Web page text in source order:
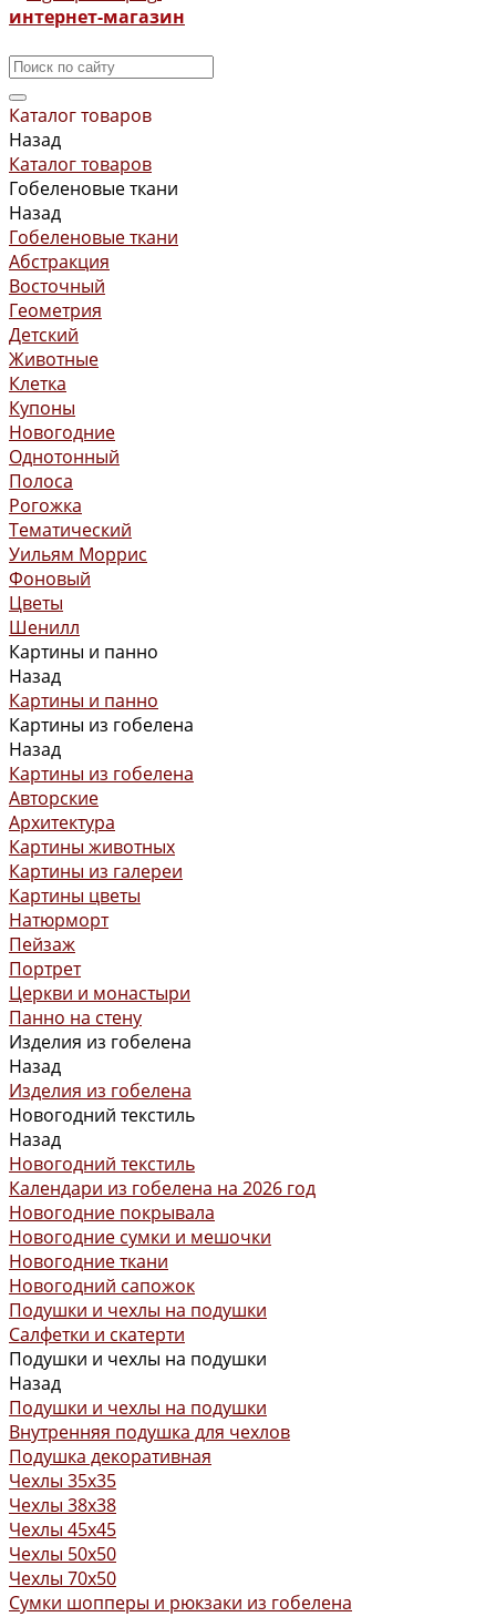
интернет-магазин
Каталог товаров
Назад
Каталог товаров
Гобеленовые ткани
Назад
Гобеленовые ткани
Абстракция
Восточный
Геометрия
Детский
Животные
Клетка
Купоны
Новогодние
Однотонный
Полоса
Рогожка
Тематический
Уильям Моррис
Фоновый
Цветы
Шенилл
Картины и панно
Назад
Картины и панно
Картины из гобелена
Назад
Картины из гобелена
Авторские
Архитектура
Картины животных
Картины из галереи
Картины цветы
Натюрморт
Пейзаж
Портрет
Церкви и монастыри
Панно на стену
Изделия из гобелена
Назад
Изделия из гобелена
Новогодний текстиль
Назад
Новогодний текстиль
Календари из гобелена на 2026 год
Новогодние покрывала
Новогодние сумки и мешочки
Новогодние ткани
Новогодний сапожок
Подушки и чехлы на подушки
Салфетки и скатерти
Подушки и чехлы на подушки
Назад
Подушки и чехлы на подушки
Внутренняя подушка для чехлов
Подушка декоративная
Чехлы 35x35
Чехлы 38х38
Чехлы 45x45
Чехлы 50x50
Чехлы 70x50
Сумки шопперы и рюкзаки из гобелена